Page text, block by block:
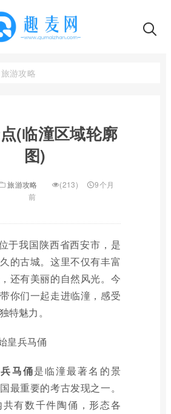
旅游攻略
(临潼区域轮廓
图)
旅游攻略 (213)
9个月
前
于我国陕西省西安市，是
的古城。这里不仅有丰富
还有美丽的自然风光。今
你们一起走进临潼，感受
特魅力。
皇兵马俑
马俑是临潼最著名的景
最重要的考古发现之一。
有数千件陶俑，形态各